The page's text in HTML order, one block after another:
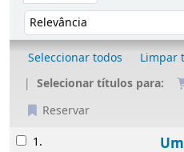
Ordenar por:
Seleccionar todos
Limpar
Selecionar títulos para:
Reservar
Resultados
1.